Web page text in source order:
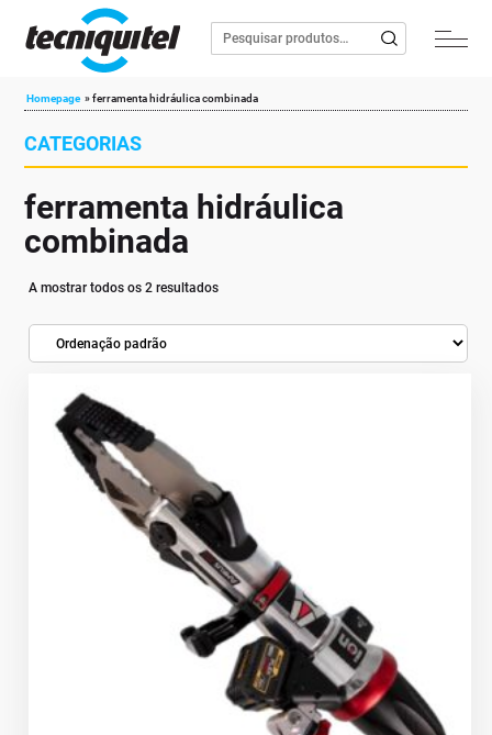
Homepage »ferramenta hidráulica combinada
CATEGORIAS
ferramenta hidráulica
combinada
A mostrar todos os 2 resultados